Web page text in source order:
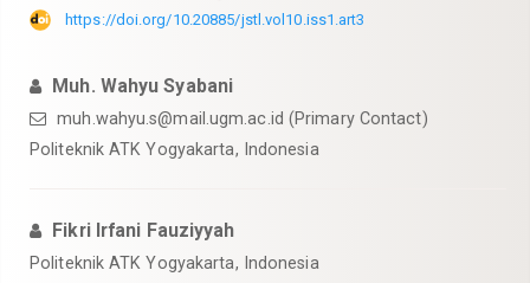
https://doi.org/10.20885/jstl.vol10.iss1.art3
Muh. Wahyu Syabani
muh.wahyu.s@mail.ugm.ac.id (Primary Contact)
Politeknik ATK Yogyakarta, Indonesia
Fikri Irfani Fauziyyah
Politeknik ATK Yogyakarta, Indonesia